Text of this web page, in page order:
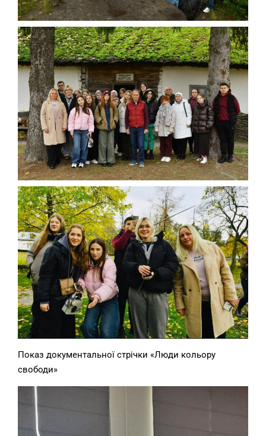
Показ документальної стрічки «Люди кольору
свободи»